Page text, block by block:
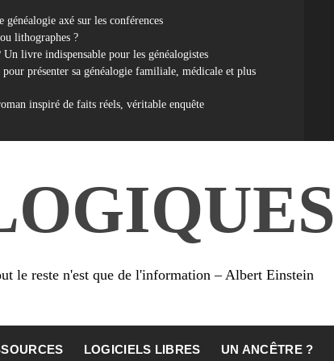
axé sur les conférences
lithographes ?
livre indispensable pour les généalogistes
présenter sa généalogie familiale, médicale et plus
inspiré de faits réels, véritable enquête
le reste n'est que de l'information – Albert Einstein
LOGICIELS LIBRES UN ANCÊTRE ?